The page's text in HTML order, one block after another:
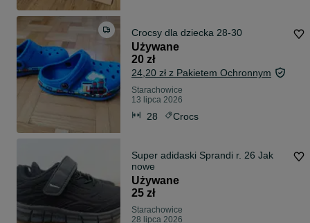
Crocsy dla dziecka 28-30
Używane
20 zł
24,20 zł z Pakietem Ochronnym
Starachowice
13 lipca 2026
28 Crocs
Super adidaski Sprandi r. 26 Jak
nowe
Używane
25 zł
Starachowice
28 lipca 2026